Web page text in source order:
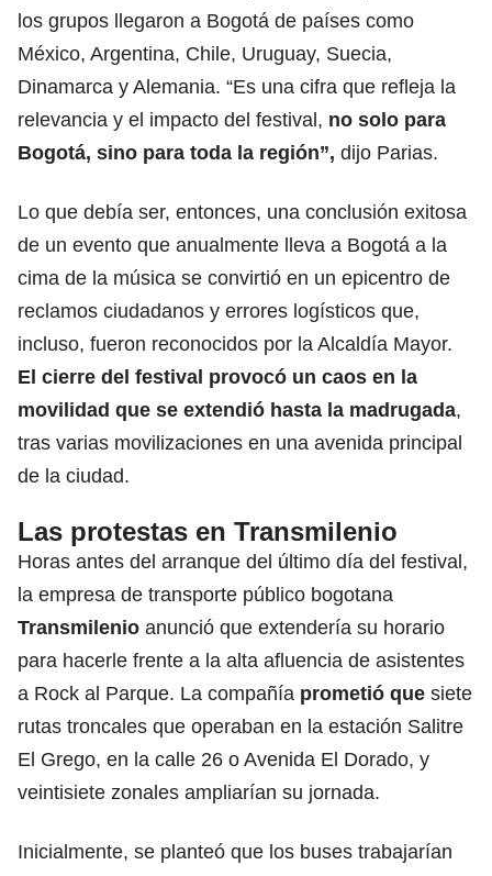
los grupos llegaron a Bogotá de países como
México, Argentina, Chile, Uruguay, Suecia,
Dinamarca y Alemania. “Es una cifra que refleja la
relevancia y el impacto del festival, no solo para
Bogotá, sino para toda la región”, dijo Parias.
Lo que debía ser, entonces, una conclusión exitosa
de un evento que anualmente lleva a Bogotá a la
cima de la música se convirtió en un epicentro de
reclamos ciudadanos y errores logísticos que,
incluso, fueron reconocidos por la Alcaldía Mayor.
El cierre del festival provocó un caos en la
movilidad que se extendió hasta la madrugada,
tras varias movilizaciones en una avenida principal
de la ciudad.
Las protestas en Transmilenio
Horas antes del arranque del último día del festival,
la empresa de transporte público bogotana
Transmilenio anunció que extendería su horario
para hacerle frente a la alta afluencia de asistentes
a Rock al Parque. La compañía prometió que siete
rutas troncales que operaban en la estación Salitre
El Grego, en la calle 26 o Avenida El Dorado, y
veintisiete zonales ampliarían su jornada.
Inicialmente, se planteó que los buses trabajarían